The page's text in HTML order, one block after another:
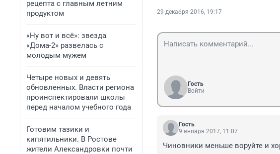
рецепта с главным летним
продуктом
«Ну вот и всё»: звезда
«Дома-2» развелась с
молодым мужем
Четыре новых и девять
обновленных. Власти региона
проинспектировали школы
перед началом учебного года
Готовим тазики и
кипятильники. В Ростове
жители Александровки почти
29 декабря 2016, 19:17
Гость
Войти
Гость
9 января 2017, 11:07
Чиновники меньше воруйте и